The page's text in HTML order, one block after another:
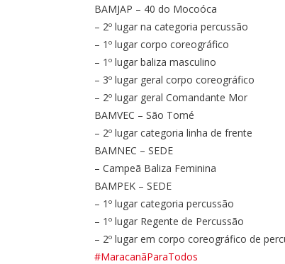
BAMJAP – 40 do Mocoóca
– 2º lugar na categoria percussão
– ⁠1º lugar corpo coreográfico
– ⁠1º lugar baliza masculino
– 3º lugar geral corpo coreográfico
– ⁠2º lugar geral Comandante Mor
BAMVEC – São Tomé
– 2º lugar categoria linha de frente
BAMNEC – SEDE
– Campeã Baliza Feminina
BAMPEK – SEDE
– 1º lugar categoria percussão
– ⁠1º lugar Regente de Percussão
– ⁠2º lugar em corpo coreográfico de
#MaracanãParaTodos